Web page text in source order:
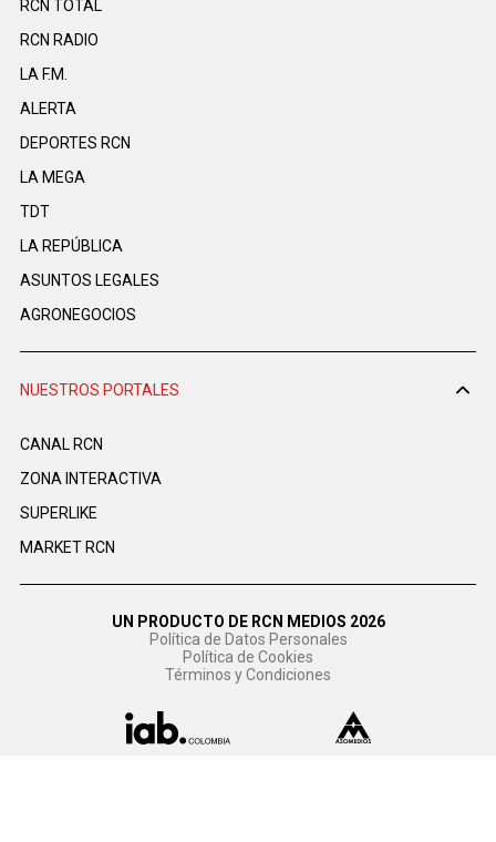
RCN TOTAL
RCN RADIO
LA F.M.
ALERTA
DEPORTES RCN
LA MEGA
TDT
LA REPÚBLICA
ASUNTOS LEGALES
AGRONEGOCIOS
NUESTROS PORTALES
CANAL RCN
ZONA INTERACTIVA
SUPERLIKE
MARKET RCN
UN PRODUCTO DE RCN MEDIOS 2026
Política de Datos Personales
Política de Cookies
Términos y Condiciones